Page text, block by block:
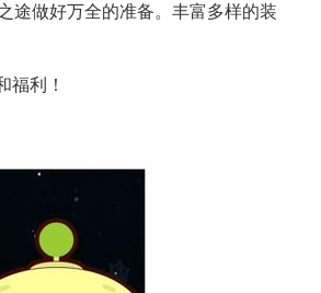
途做好万全的准备。丰富多样的装
福利！